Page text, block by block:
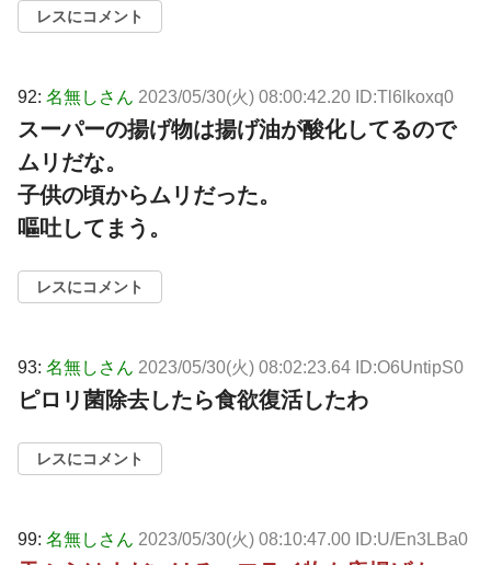
レスにコメント
92: 名無しさん 2023/05/30(火) 08:00:42.20 ID:Tl6lkoxq0
スーパーの揚げ物は揚げ油が酸化してるので
ムリだな。
子供の頃からムリだった。
嘔吐してまう。
レスにコメント
93: 名無しさん 2023/05/30(火) 08:02:23.64 ID:O6UntipS0
ピロリ菌除去したら食欲復活したわ
レスにコメント
99: 名無しさん 2023/05/30(火) 08:10:47.00 ID:U/En3LBa0